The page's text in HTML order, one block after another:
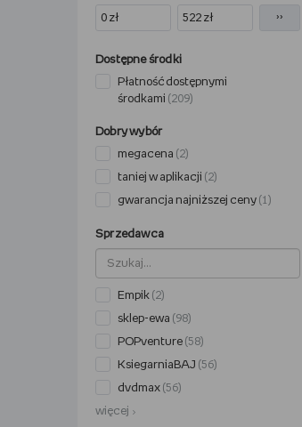
››
Dostępne środki
Płatność dostępnymi
środkami (209)
Dobry wybór
megacena (2)
taniej w aplikacji (2)
gwarancja najniższej ceny (1)
Sprzedawca
Empik (2)
sklep-ewa (98)
POPventure (58)
KsiegarniaBAJ (56)
dvdmax (56)
więcej